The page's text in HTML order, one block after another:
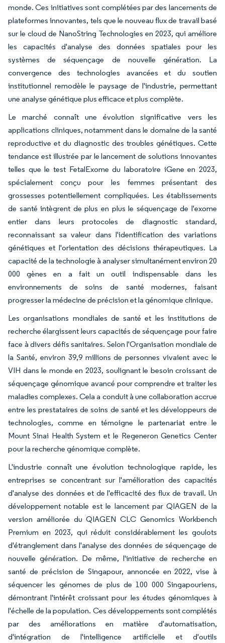
monde. Ces initiatives sont complétées par des lancements de
plateformes innovantes, tels que le nouveau flux de travail basé
sur le cloud de NanoString Technologies en 2023, qui améliore
les capacités d'analyse des données spatiales pour les
systèmes de séquençage de nouvelle génération. La
convergence des technologies avancées et du soutien
institutionnel remodèle le paysage de l'industrie, permettant
une analyse génétique plus efficace et plus complète.
Le marché connaît une évolution significative vers les
applications cliniques, notamment dans le domaine de la santé
reproductive et du diagnostic des troubles génétiques. Cette
tendance est illustrée par le lancement de solutions innovantes
telles que le test FetalExome du laboratoire iGene en 2023,
spécialement conçu pour les femmes présentant des
grossesses potentiellement compliquées. Les établissements
de santé intègrent de plus en plus le séquençage de l'exome
entier dans leurs protocoles de diagnostic standard,
reconnaissant sa valeur dans l'identification des variations
génétiques et l'orientation des décisions thérapeutiques. La
capacité de la technologie à analyser simultanément environ 20
000 gènes en a fait un outil indispensable dans les
environnements de soins de santé modernes, faisant
progresser la médecine de précision et la génomique clinique.
Les organisations mondiales de santé et les institutions de
recherche élargissent leurs capacités de séquençage pour faire
face à divers défis sanitaires. Selon l'Organisation mondiale de
la Santé, environ 39,9 millions de personnes vivaient avec le
VIH dans le monde en 2023, soulignant le besoin croissant de
séquençage génomique avancé pour comprendre et traiter les
maladies complexes. Cela a conduit à une collaboration accrue
entre les prestataires de soins de santé et les développeurs de
technologies, comme en témoigne le partenariat entre le
Mount Sinai Health System et le Regeneron Genetics Center
pour la recherche génomique complète.
L'industrie connaît une évolution technologique rapide, les
entreprises se concentrant sur l'amélioration des capacités
d'analyse des données et de l'efficacité des flux de travail. Un
développement notable est le lancement par QIAGEN de la
version améliorée du QIAGEN CLC Genomics Workbench
Premium en 2023, qui réduit considérablement les goulots
d'étranglement dans l'analyse des données de séquençage de
nouvelle génération. De même, l'initiative de recherche en
santé de précision de Singapour, annoncée en 2022, vise à
séquencer les génomes de plus de 100 000 Singapouriens,
démontrant l'intérêt croissant pour les études génomiques à
l'échelle de la population. Ces développements sont complétés
par des améliorations en matière d'automatisation,
d'intégration de l'intelligence artificielle et d'outils